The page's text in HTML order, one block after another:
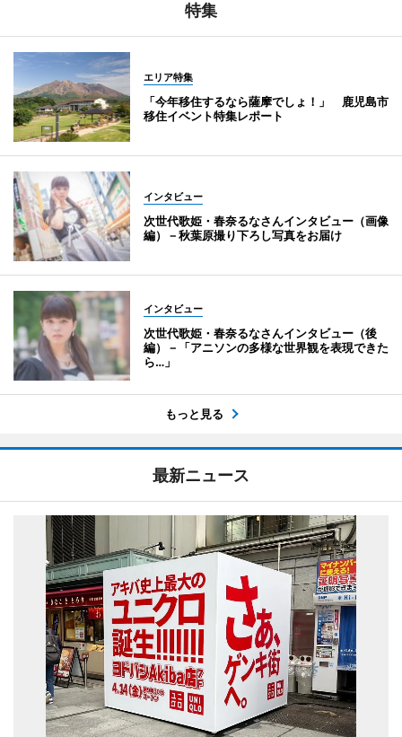
特集
エリア特集
「今年移住するなら薩摩でしょ！」 鹿児島市
移住イベント特集レポート
インタビュー
次世代歌姫・春奈るなさんインタビュー（画像
編）－秋葉原撮り下ろし写真をお届け
インタビュー
次世代歌姫・春奈るなさんインタビュー（後
編）－「アニソンの多様な世界観を表現できた
ら…」
もっと見る
最新ニュース